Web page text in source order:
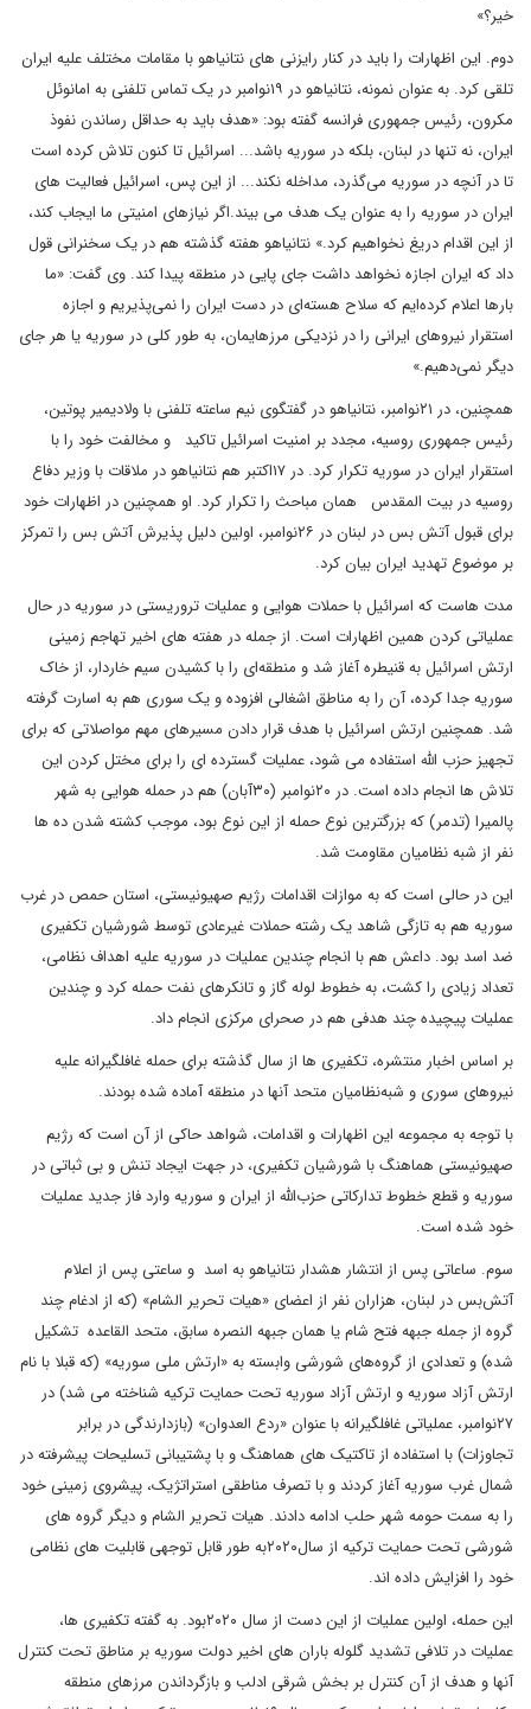
خیر؟»
دوم. این اظهارات را باید در کنار رایزنی های نتانیاهو با مقامات مختلف علیه ایران
تلقی کرد. به عنوان نمونه، نتانیاهو در ۱۹نوامبر در یک تماس تلفنی به امانوئل
مکرون، رئیس جمهوری فرانسه گفته بود: «هدف باید به حداقل رساندن نفوذ
ایران، نه تنها در لبنان، بلکه در سوریه باشد... اسرائیل تا کنون تلاش کرده است
تا در آنچه در سوریه می‌گذرد، مداخله نکند... از این پس، اسرائیل فعالیت های
ایران در سوریه را به عنوان یک هدف می بیند.اگر نیازهای امنیتی ما ایجاب کند،
از این اقدام دریغ نخواهیم کرد.» نتانیاهو هفته گذشته هم در یک سخنرانی قول
داد که ایران اجازه نخواهد داشت جای پایی در منطقه پیدا کند. وی گفت: «ما
بارها اعلام کرده‌ایم که سلاح هسته‌ای در دست ایران را نمی‌پذیریم و اجازه
استقرار نیروهای ایرانی را در نزدیکی مرزهایمان، به طور کلی در سوریه یا هر جای
دیگر نمی‌دهیم.»
همچنین، در ۲۱نوامبر، نتانیاهو در گفتگوی نیم ساعته تلفنی با ولادیمیر پوتین،
رئیس جمهوری روسیه، مجدد بر امنیت اسرائیل تاکید و مخالفت خود را با
استقرار ایران در سوریه تکرار کرد. در ۱۷اکتبر هم نتانیاهو در ملاقات با وزیر دفاع
روسیه در بیت المقدس همان مباحث را تکرار کرد. او همچنین در اظهارات خود
برای قبول آتش بس در لبنان در ۲۶نوامبر، اولین دلیل پذیرش آتش بس را تمرکز
بر موضوع تهدید ایران بیان کرد.
مدت هاست که اسرائیل با حملات هوایی و عملیات تروریستی در سوریه در حال
عملیاتی کردن همین اظهارات است. از جمله در هفته های اخیر تهاجم زمینی
ارتش اسرائیل به قنیطره آغاز شد و منطقه‌ای را با کشیدن سیم خاردار، از خاک
سوریه جدا کرده، آن را به مناطق اشغالی افزوده و یک سوری هم به اسارت گرفته
شد. همچنین ارتش اسرائیل با هدف قرار دادن مسیرهای مهم مواصلاتی که برای
تجهیز حزب الله استفاده می شود، عملیات گسترده ای را برای مختل کردن این
تلاش ها انجام داده است. در ۲۰نوامبر (۳۰آبان) هم در حمله هوایی به شهر
پالمیرا (تدمر) که بزرگترین نوع حمله از این نوع بود، موجب کشته شدن ده ها
نفر از شبه نظامیان مقاومت شد.
این در حالی است که به موازات اقدامات رژیم صهیونیستی، استان حمص در غرب
سوریه هم به تازگی شاهد یک رشته حملات غیرعادی توسط شورشیان تکفیری
ضد اسد بود. داعش هم با انجام چندین عملیات در سوریه علیه اهداف نظامی،
تعداد زیادی را کشت، به خطوط لوله گاز و تانکرهای نفت حمله کرد و چندین
عملیات پیچیده چند هدفی هم در صحرای مرکزی انجام داد.
بر اساس اخبار منتشره، تکفیری ها از سال گذشته برای حمله غافلگیرانه علیه
نیروهای سوری و شبه‌نظامیان متحد آنها در منطقه آماده شده‌ بودند.
با توجه به مجموعه این اظهارات و اقدامات، شواهد حاکی از آن است که رژیم
صهیونیستی هماهنگ با شورشیان تکفیری، در جهت ایجاد تنش و بی ثباتی در
سوریه و قطع خطوط تدارکاتی حزب‌الله از ایران و سوریه وارد فاز جدید عملیات
خود شده است.
سوم. ساعاتی پس از انتشار هشدار نتانیاهو به اسد و ساعتی پس از اعلام
آتش‌بس در لبنان، هزاران نفر از اعضای «هیات تحریر الشام» (که از ادغام چند
گروه از جمله جبهه فتح شام یا همان جبهه النصره سابق، متحد القاعده تشکیل
شده) و تعدادی از گروه‌های شورشی وابسته به «ارتش ملی سوریه» (که قبلا با نام
ارتش آزاد سوریه و ارتش آزاد سوریه تحت حمایت ترکیه شناخته می شد) در
۲۷نوامبر، عملیاتی غافلگیرانه با عنوان «ردع العدوان» (بازدارندگی در برابر
تجاوزات) با استفاده از تاکتیک های هماهنگ و با پشتیبانی تسلیحات پیشرفته در
شمال غرب سوریه آغاز کردند و با تصرف مناطقی استراتژیک، پیشروی زمینی خود
را به سمت حومه شهر حلب ادامه دادند. هیات تحریر الشام و دیگر گروه های
شورشی تحت حمایت ترکیه از سال۲۰۲۰به طور قابل توجهی قابلیت های نظامی
خود را افزایش داده اند.
این حمله، اولین عملیات از این دست از سال ۲۰۲۰بود. به گفته تکفیری ها،
عملیات در تلافی تشدید گلوله باران های اخیر دولت سوریه بر مناطق تحت کنترل
آنها و هدف از آن کنترل بر بخش شرقی ادلب و بازگرداندن مرزهای منطقه